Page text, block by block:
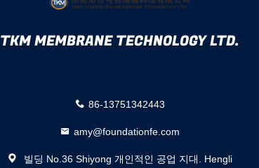
TKM MEMBRANE TECHNOLOGY LTD.
86-13751342443
amy@foundationfe.com
빌딩 No.36 Shiyong 개인적인 공업 지대. Hengli